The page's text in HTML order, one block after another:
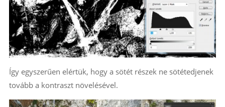
Így egyszerűen elértük, hogy a sötét részek ne sötétedjenek
tovább a kontraszt növelésével.